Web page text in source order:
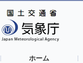
ホーム